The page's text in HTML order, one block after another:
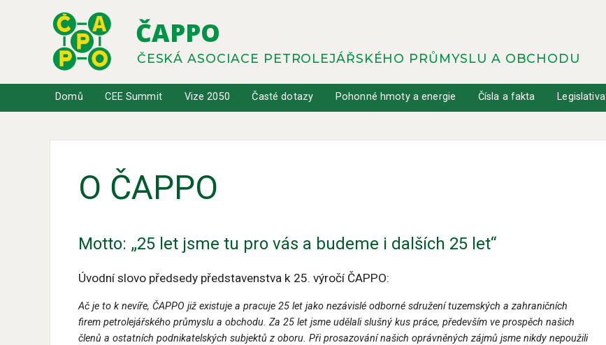
ČAPPO
ČESKÁ ASOCIACE PETROLEJÁŘSKÉHO PRŮMYSLU A OBCHODU
Domů CEE Summit Vize 2050 Časté dotazy Pohonné hmoty a energie Čísla a fakta Legislativa
O ČAPPO
Motto: „25 let jsme tu pro vás a budeme i dalších 25 let“
Úvodní slovo předsedy představenstva k 25. výročí ČAPPO:
Ač je to k nevíře, ČAPPO již existuje a pracuje 25 let jako nezávislé odborné sdružení tuzemských a zahraničních
firem petrolejářského průmyslu a obchodu. Za 25 let jsme udělali slušný kus práce, především ve prospěch našich
členů a ostatních podnikatelských subjektů z oboru. Při prosazování našich oprávněných zájmů jsme nikdy nepoužili